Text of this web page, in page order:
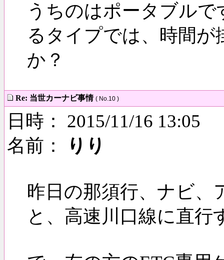
うちのはポータブル
るタイプでは、時間
か？
Re: 当世カーナビ事情 ( No.10 )
日時： 2015/11/16 13:05
名前：
りり
昨日の那須行、ナビ、
と、高速川口線に直